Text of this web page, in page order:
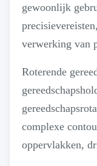
gewoonlijk
verwerking van
Roterende
complexe
oppervlakken,